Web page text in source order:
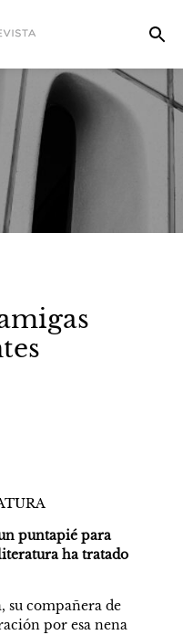
puntapié para
ha tratado
su compañera de
por esa nena